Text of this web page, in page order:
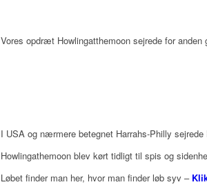
Vores opdræt Howlingatthemoon sejrede for
I USA og nærmere betegnet Harrahs-Philly
Howlingathemoon blev kørt tidligt til spis og
Løbet finder man her, hvor man finder løb syv –